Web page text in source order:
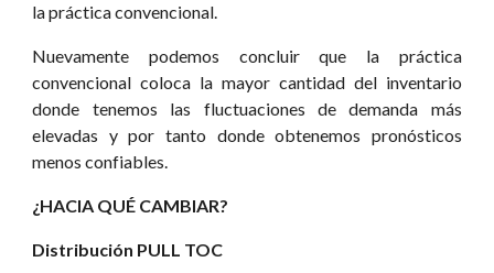
la práctica convencional.
Nuevamente podemos concluir que la práctica
convencional coloca la mayor cantidad del inventario
donde tenemos las fluctuaciones de demanda más
elevadas y por tanto donde obtenemos pronósticos
menos confiables.
¿HACIA QUÉ CAMBIAR?
Distribución PULL TOC